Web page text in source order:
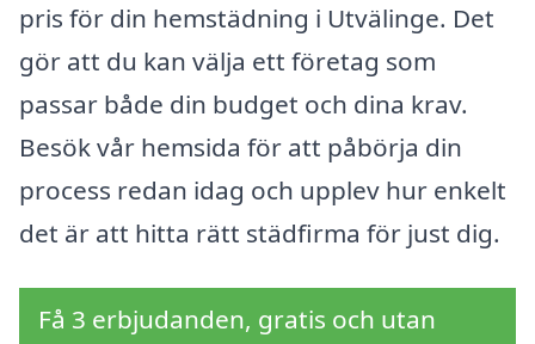
pris för din hemstädning i Utvälinge. Det
gör att du kan välja ett företag som
passar både din budget och dina krav.
Besök vår hemsida för att påbörja din
process redan idag och upplev hur enkelt
det är att hitta rätt städfirma för just dig.
Få 3 erbjudanden, gratis och utan